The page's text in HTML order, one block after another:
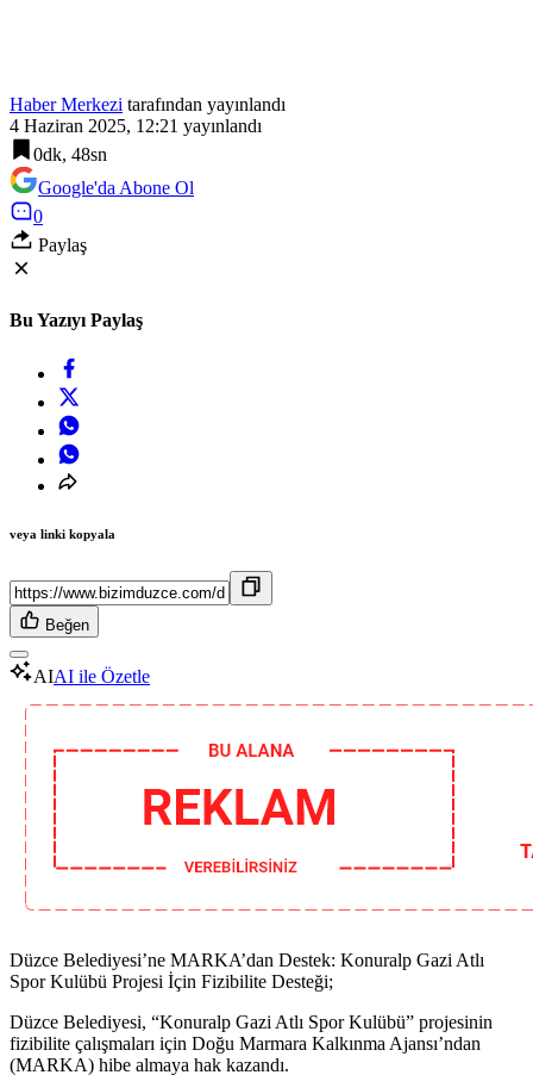
Haber Merkezi tarafından yayınlandı
4 Haziran 2025, 12:21 yayınlandı
0dk, 48sn
Google'da Abone Ol
0
Paylaş
Bu Yazıyı Paylaş
veya linki kopyala
Beğen
AIAI ile Özetle
Düzce Belediyesi’ne MARKA’dan Destek: Konuralp Gazi Atlı
Spor Kulübü Projesi İçin Fizibilite Desteği;
Düzce Belediyesi, “Konuralp Gazi Atlı Spor Kulübü” projesinin
fizibilite çalışmaları için Doğu Marmara Kalkınma Ajansı’ndan
(MARKA) hibe almaya hak kazandı.